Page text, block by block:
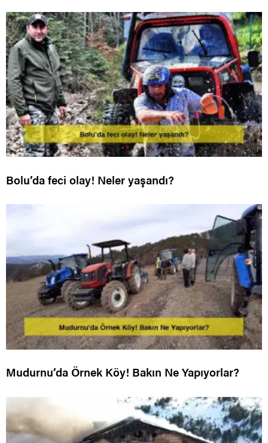
Bolu’da feci olay! Neler yaşandı?
Mudurnu’da Örnek Köy! Bakın Ne Yapıyorlar?